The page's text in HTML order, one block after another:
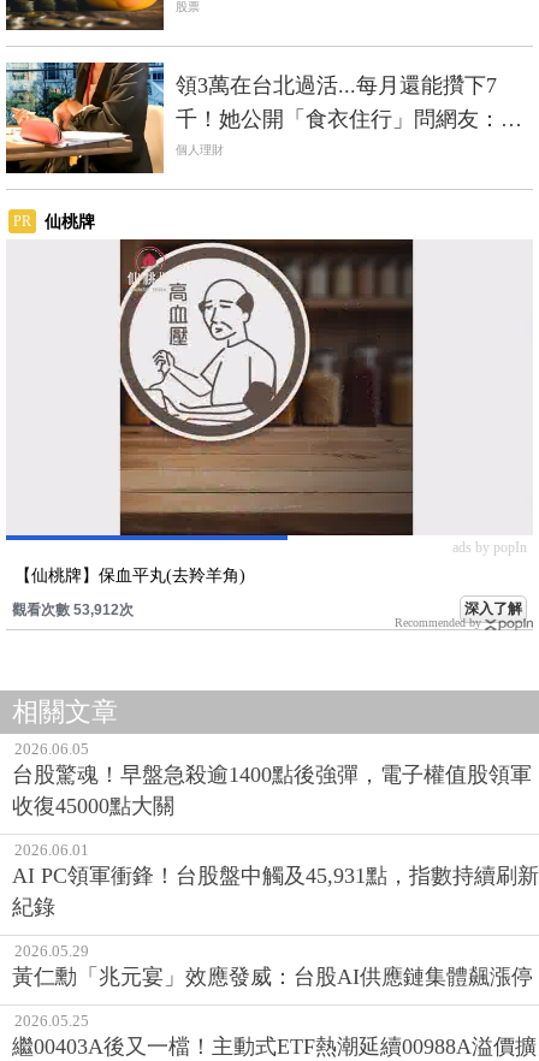
股票
領3萬在台北過活...每月還能攢下7
千！她公開「食衣住行」問網友：你
過得了這種生活？
個人理財
PR 仙桃牌
ads by popIn
【仙桃牌】保血平丸(去羚羊角)
觀看次數 53,912次 深入了解
Recommended by
相關文章
2026.06.05
台股驚魂！早盤急殺逾1400點後強彈，電子權值股領軍
收復45000點大關
2026.06.01
AI PC領軍衝鋒！台股盤中觸及45,931點，指數持續刷新
紀錄
2026.05.29
黃仁勳「兆元宴」效應發威：台股AI供應鏈集體飆漲停
2026.05.25
繼00403A後又一檔！主動式ETF熱潮延續00988A溢價擴